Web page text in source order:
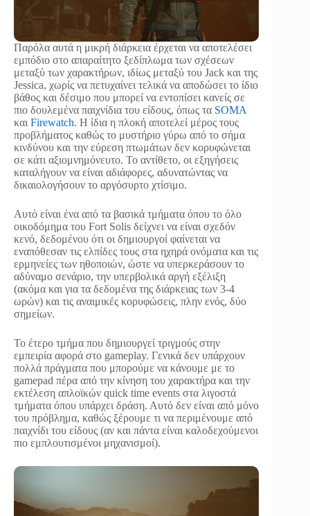
Παρόλα αυτά η μικρή διάρκεια έρχεται να αποτελέσει
εμπόδιο στο απαραίτητο ξεδίπλωμα των σχέσεων
μεταξύ των χαρακτήρων, ιδίως μεταξύ του Jack και της
Jessica, χωρίς να πετυχαίνει τελικά να αποδώσει το ίδιο
βάθος και δέσιμο που μπορεί να εντοπίσει κανείς σε
πιο δουλεμένα παιχνίδια του είδους, όπως τα SOMA
και Firewatch. Η ίδια η πλοκή αποτελεί μέρος τους
προβλήματος καθώς το μυστήριο γύρω από το σήμα
κινδύνου και την εύρεση πτωμάτων δεν κορυφώνεται
σε κάτι αξιομνημόνευτο. Το αντίθετο, οι εξηγήσεις
καταλήγουν να είναι αδιάφορες, αδυνατώντας να
δικαιολογήσουν το αργόσυρτο χτίσιμο.
Αυτό είναι ένα από τα βασικά τμήματα όπου το όλο
οικοδόμημα του Fort Solis δείχνει να είναι σχεδόν
κενό, δεδομένου ότι οι δημιουργοί φαίνεται να
εναπόθεσαν τις ελπίδες τους στα ηχηρά ονόματα και τις
ερμηνείες των ηθοποιών, ώστε να υπερκεράσουν το
αδύναμο σενάριο, την υπερβολικά αργή εξέλιξη
(ακόμα και για τα δεδομένα της διάρκειας των 3-4
ωρών) και τις αναιμικές κορυφώσεις, πλην ενός, δύο
σημείων.
Το έτερο τμήμα που δημιουργεί τριγμούς στην
εμπειρία αφορά στο gameplay. Γενικά δεν υπάρχουν
πολλά πράγματα που μπορούμε να κάνουμε με το
gamepad πέρα από την κίνηση του χαρακτήρα και την
εκτέλεση απλοϊκών quick time events στα λιγοστά
τμήματα όπου υπάρχει δράση. Αυτό δεν είναι από μόνο
του πρόβλημα, καθώς ξέρουμε τι να περιμένουμε από
παιχνίδι του είδους (αν και πάντα είναι καλοδεχούμενοι
πιο εμπλουτισμένοι μηχανισμοί).